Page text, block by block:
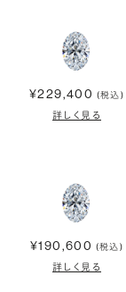
¥229,400 (税込)
詳しく見る
¥190,600 (税込)
詳しく見る